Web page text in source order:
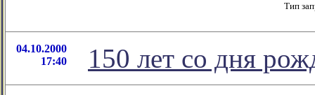
Тип
04.10.2000
17:40
150 лет со дня